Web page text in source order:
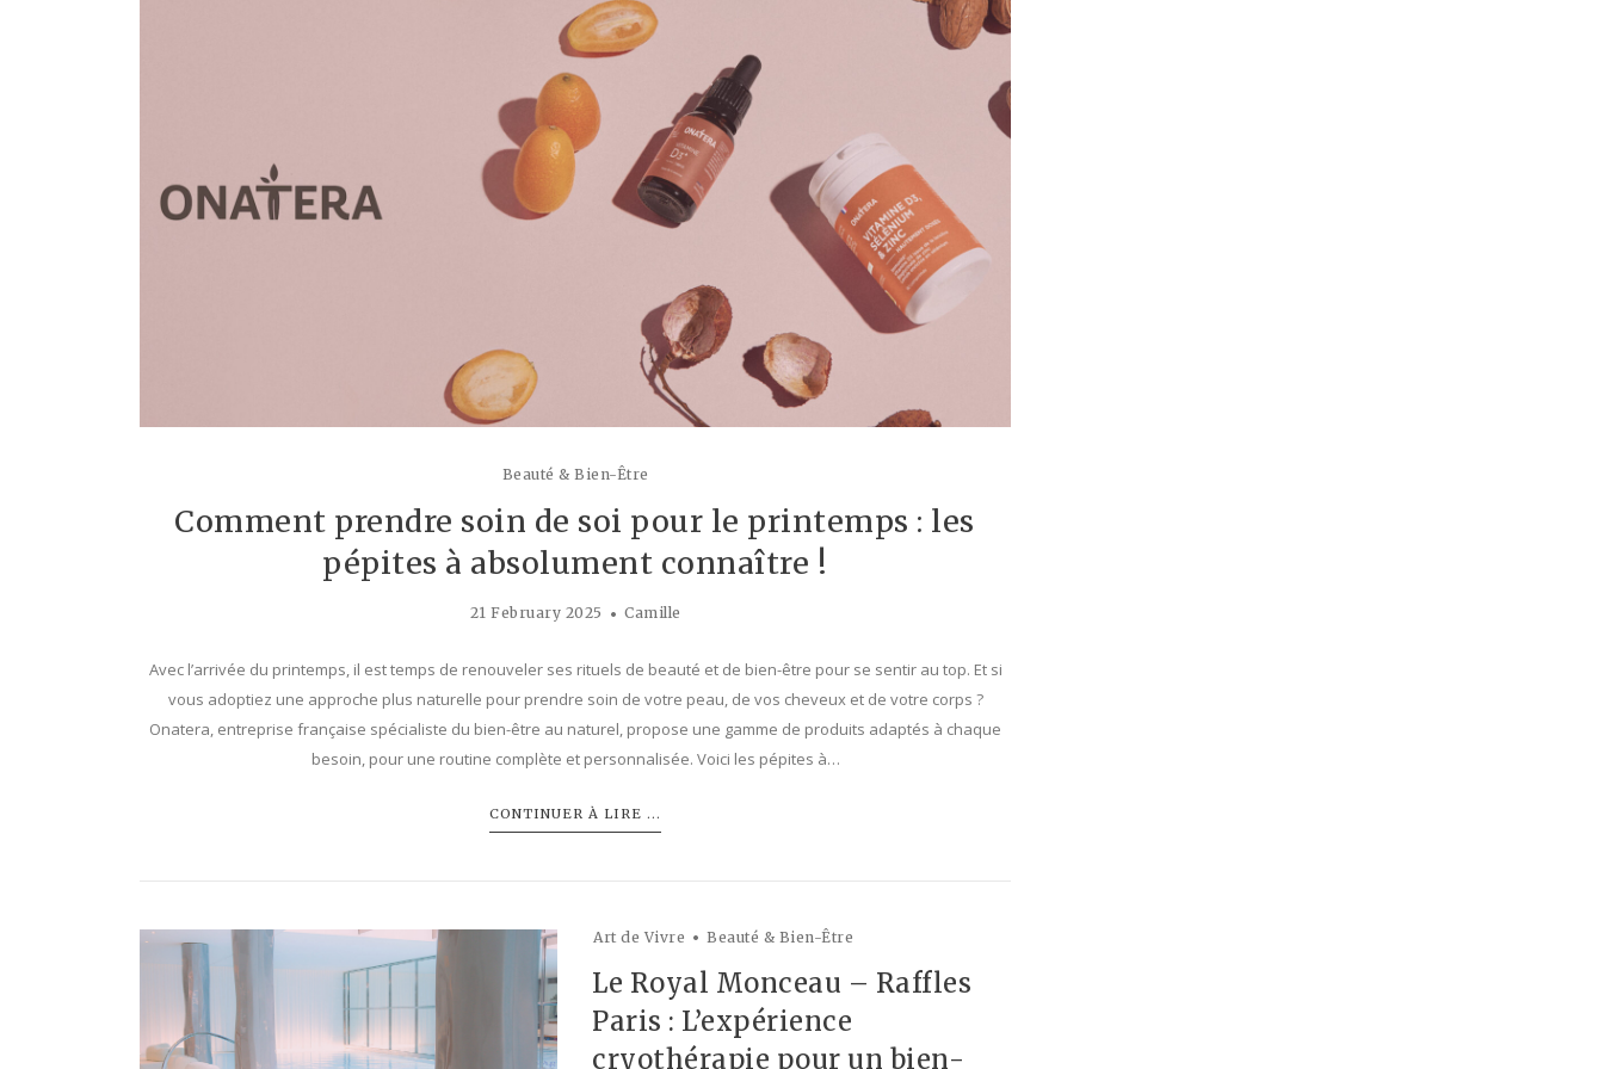
Beauté & Bien-Être
Comment prendre soin de soi pour le printemps : les
pépites à absolument connaître !
21 February 2025 Camille
Avec l’arrivée du printemps, il est temps de renouveler ses rituels de beauté et de bien-être pour se sentir au top. Et si
vous adoptiez une approche plus naturelle pour prendre soin de votre peau, de vos cheveux et de votre corps ?
Onatera, entreprise française spécialiste du bien-être au naturel, propose une gamme de produits adaptés à chaque
besoin, pour une routine complète et personnalisée. Voici les pépites à…
CONTINUER À LIRE ...
Art de Vivre Beauté & Bien-Être
Le Royal Monceau – Raffles
Paris : L’expérience
cryothérapie pour un bien-